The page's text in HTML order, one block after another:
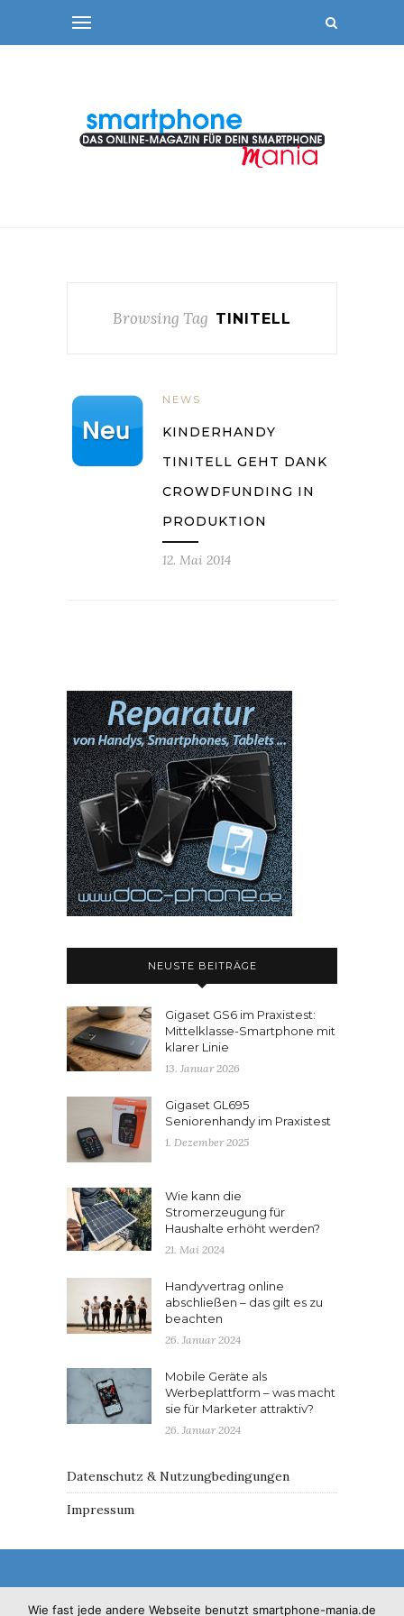
Browsing Tag TINITELL
NEWS
KINDERHANDY
TINITELL GEHT DANK
CROWDFUNDING IN
PRODUKTION
12. Mai 2014
NEUSTE BEITRÄGE
Gigaset GS6 im Praxistest:
Mittelklasse-Smartphone mit
klarer Linie
13. Januar 2026
Gigaset GL695
Seniorenhandy im Praxistest
1. Dezember 2025
Wie kann die
Stromerzeugung für
Haushalte erhöht werden?
21. Mai 2024
Handyvertrag online
abschließen – das gilt es zu
beachten
26. Januar 2024
Mobile Geräte als
Werbeplattform – was macht
sie für Marketer attraktiv?
26. Januar 2024
Datenschutz & Nutzungbedingungen
Impressum
Wie fast jede andere Webseite benutzt smartphone-mania.de